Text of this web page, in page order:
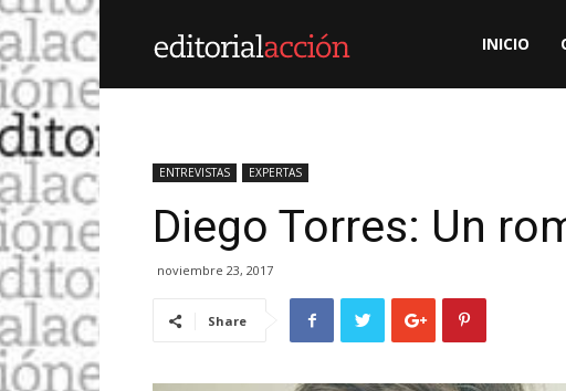
INICIO
ENTREVISTAS EXPERTAS
Diego Torres: Un
noviembre 23, 2017
Share